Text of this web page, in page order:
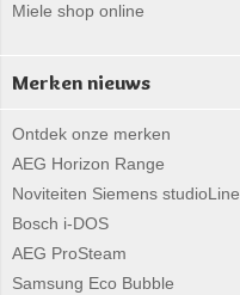
Miele shop online
Merken nieuws
Ontdek onze merken
AEG Horizon Range
Noviteiten Siemens studioLine
Bosch i-DOS
AEG ProSteam
Samsung Eco Bubble